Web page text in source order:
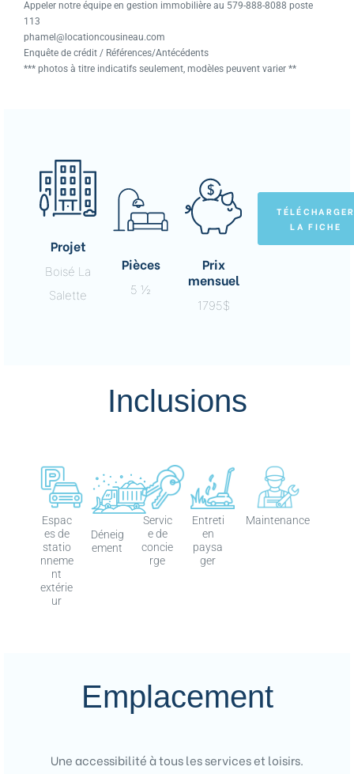
Appeler notre équipe en gestion immobilière au 579-888-8088 poste
113
phamel@locationcousineau.com
Enquête de crédit / Références/Antécédents
*** photos à titre indicatifs seulement, modèles peuvent varier **
Projet
Boisé La
Salette
Pièces
5 ½
Prix
mensuel
1795$
LA FICHE
Inclusions
Espac
es de
statio
nneme
nt
extérie
ur
Déneig
ement
Servic
e de
concie
rge
Entreti
en
paysa
ger
Maintenance
Emplacement
Une accessibilité à tous les services et loisirs.